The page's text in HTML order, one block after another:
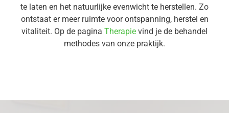
te laten en het natuurlijke evenwicht te herstellen. Zo
ontstaat er meer ruimte voor ontspanning, herstel en
vitaliteit. Op de pagina Therapie vind je de behandel
methodes van onze praktijk.